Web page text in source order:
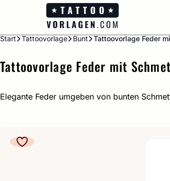
Start Tattoovorlage Bunt Tattoovorlage Feder
Tattoovorlage Feder mit
Elegante Feder umgeben von bunten